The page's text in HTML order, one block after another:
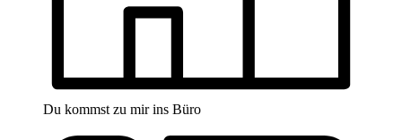
Du kommst zu mir ins Büro